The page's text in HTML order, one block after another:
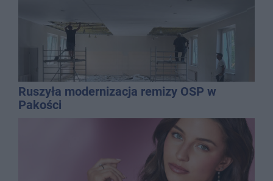
Ruszyła modernizacja remizy OSP w
Pakości